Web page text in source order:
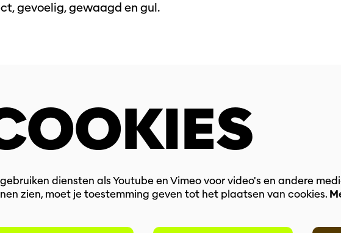
gevoelig, gewaagd en gul.
diensten als Youtube en Vimeo voor video's en andere
zien, moet je toestemming geven tot het plaatsen van cookies.